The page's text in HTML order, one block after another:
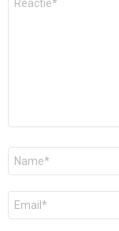
Naam
E-
mail
*